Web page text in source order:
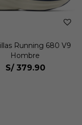
Running 680 V9
Hombre
S/ 379.90